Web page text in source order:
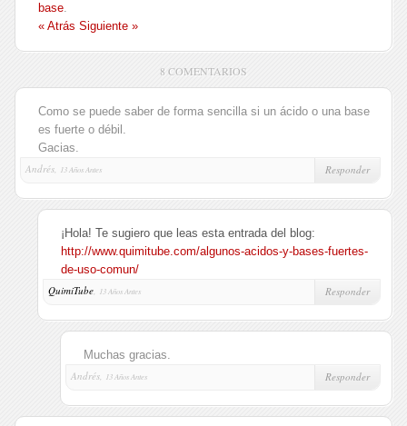
base.
« Atrás Siguiente »
8 COMENTARIOS
Como se puede saber de forma sencilla si un ácido o una base
es fuerte o débil.
Gacias.
Andrés,
13 Años Antes Responder
¡Hola! Te sugiero que leas esta entrada del blog:
http://www.quimitube.com/algunos-acidos-y-bases-fuertes-
de-uso-comun/
QuimiTube, 13 Años Antes Responder
Muchas gracias.
Andrés,
13 Años Antes Responder